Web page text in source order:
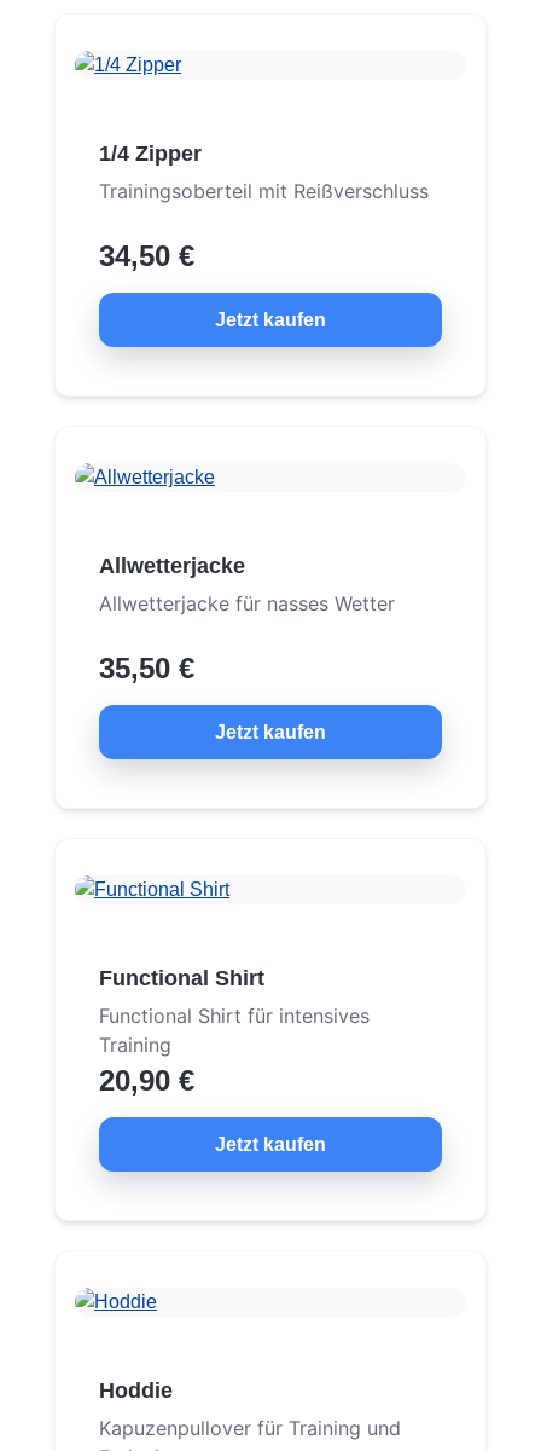
1/4 Zipper
Trainingsoberteil mit Reißverschluss
34,50 €
Jetzt kaufen
Allwetterjacke
Allwetterjacke für nasses Wetter
35,50 €
Jetzt kaufen
Functional Shirt
Functional Shirt für intensives
Training
20,90 €
Jetzt kaufen
Hoddie
Kapuzenpullover für Training und